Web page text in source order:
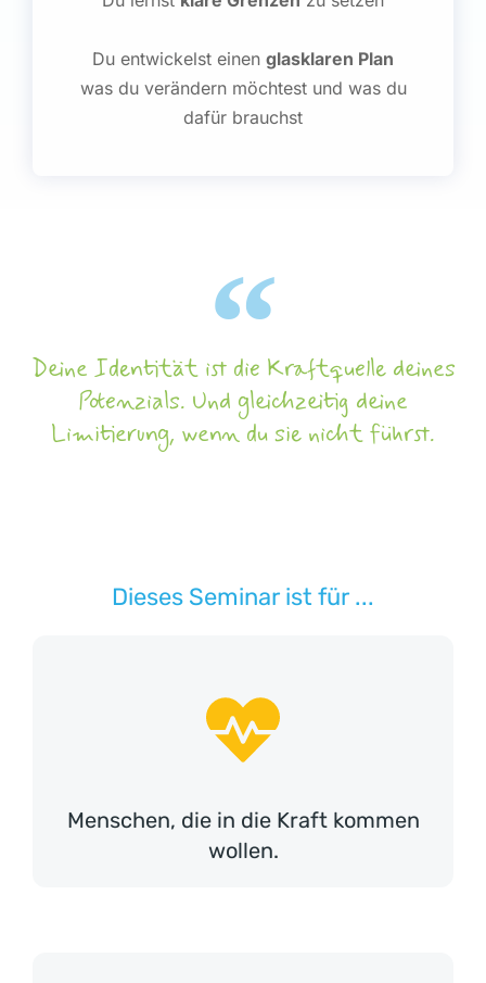
Du entwickelst einen glasklaren Plan
was du verändern möchtest und was du
dafür brauchst
Deine Identität ist die Kraftquelle deines
Potenzials. Und gleichzeitig deine
Limitierung, wenn du sie nicht führst.
Dieses Seminar ist für ...
Menschen, die in die Kraft kommen
wollen.